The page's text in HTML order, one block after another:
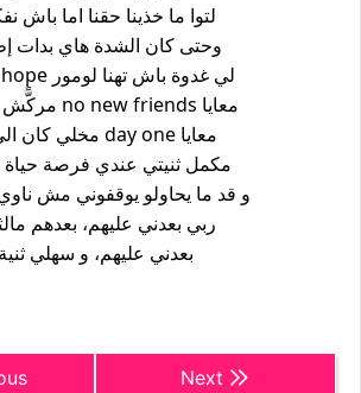
لتوا ما خذينا حقنا اما باش
وحتى كان الشدة هاي بدات
لي غدوة باش تهنا لومور i got hope
معايا no new friends مركًّش وحدي
معايا day one مخلي كان الي م
مكمل ثنيتي عندي فرصة
و قد ما يحاولو يوقفوني مش
ربي بعدني عليهم، بعدهم
بعدني عليهم، و سهلي ثنية
Next